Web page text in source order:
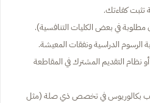
تثبت كفاءتك.
في بعض الكليات التنافسية).
الرسوم الدراسية ونفقات المعيشة.
أو نظام التقديم المشترك في المقاطعة
بكالوريوس في تخصص ذي صلة (مثل